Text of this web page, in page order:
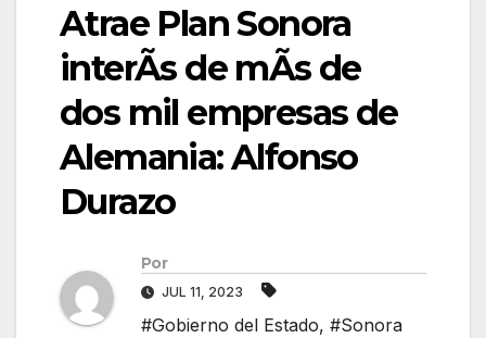
Atrae Plan Sonora
interÃs de mÃs de
dos mil empresas de
Alemania: Alfonso
Durazo
Por
JUL 11, 2023
#Gobierno del Estado, #Sonora